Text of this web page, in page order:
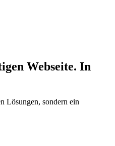
Webseite. In
Lösungen, sondern ein